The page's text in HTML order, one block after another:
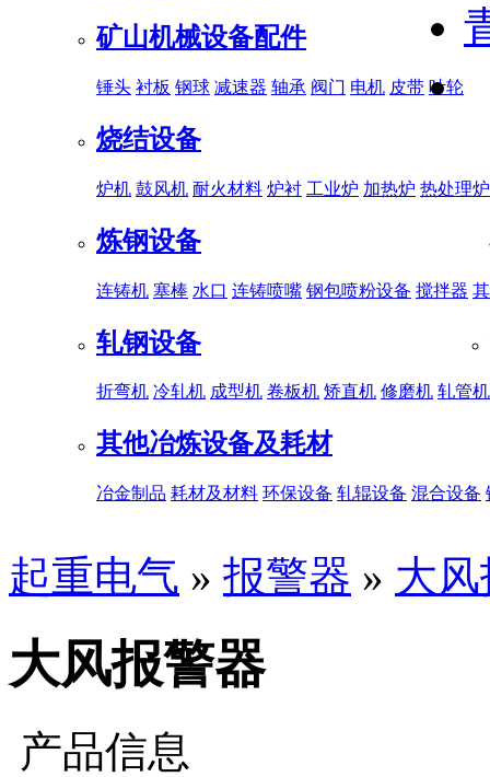
矿山机械设备配件
锤头 衬板 钢球 减速器 轴承 阀门 电机 皮带 叶轮
烧结设备
炉机 鼓风机 耐火材料 炉衬 工业炉 加热炉 热处理炉
炼钢设备
连铸机 塞棒 水口 连铸喷嘴 钢包喷粉设备 搅拌器
轧钢设备
折弯机 冷轧机 成型机 卷板机 矫直机 修磨机 轧管机
其他冶炼设备及耗材
冶金制品 耗材及材料 环保设备 轧辊设备 混合设备
起重电气 » 报警器 » 大
大风报警器
产品信息